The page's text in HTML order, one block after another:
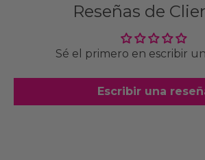
Reseñas de
Sé el primero en escribir
Escribir una